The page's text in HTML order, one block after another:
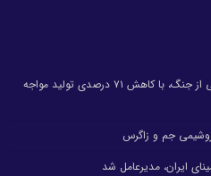
پتروشیمی اروند پس از اختلالات ناشی از جنگ، با کاهش ۷۱ درصدی تولید مواجه
جم و زاگرس
ایران، مدیرعامل شد